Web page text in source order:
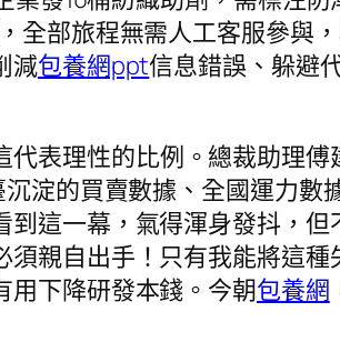
全部旅程無需人工客服參與
減包養網ppt信息錯誤、躲避
表理性的比例。總裁助理
淀的買賣數據、全國運力數
這一幕，氣得渾身發抖，
親自出手！只有我能將這
用下降研發本錢。今朝包養網